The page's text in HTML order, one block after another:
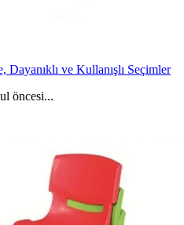
ve Kullanışlı Seçimler
öncesi...